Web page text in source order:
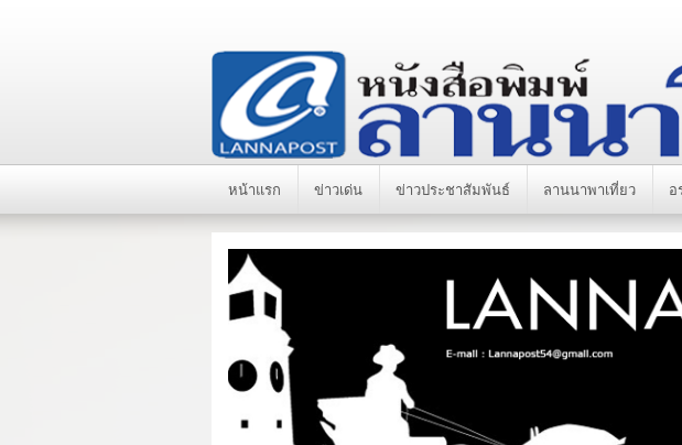
หน้าแรก ข่าวเด่น ข่าวประชาสัมพันธ์ ลานนาพาเที่ยว อ